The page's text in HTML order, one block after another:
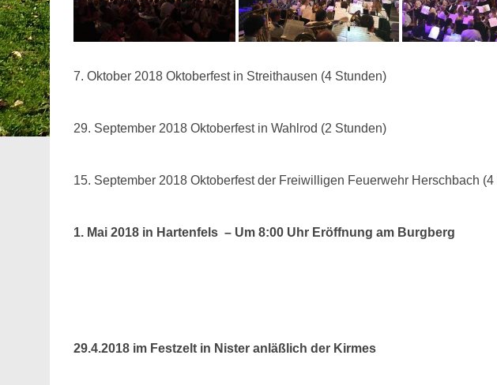
7. Oktober 2018 Oktoberfest in Streithausen (4 Stunden)
29. September 2018 Oktoberfest in Wahlrod (2 Stunden)
15. September 2018 Oktoberfest der Freiwilligen Feuerwehr Herschbach
1. Mai 2018 in Hartenfels – Um 8:00 Uhr Eröffnung am Burgberg
29.4.2018 im Festzelt in Nister anläßlich der Kirmes